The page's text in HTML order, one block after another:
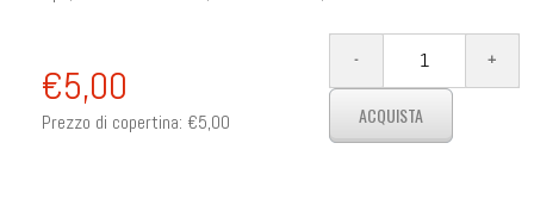
€5,00
Prezzo di copertina: €5,00